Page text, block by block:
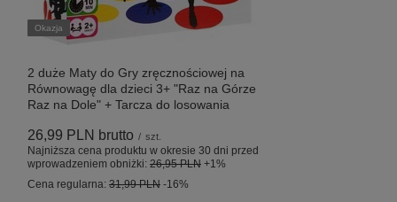
Okazja
2 duże Maty do Gry zręcznościowej na
Równowagę dla dzieci 3+ "Raz na Górze
Raz na Dole" + Tarcza do losowania
26,99 PLN brutto / szt.
Najniższa cena produktu w okresie 30 dni przed
wprowadzeniem obniżki: 26,95 PLN +1%
Cena regularna: 31,99 PLN -16%